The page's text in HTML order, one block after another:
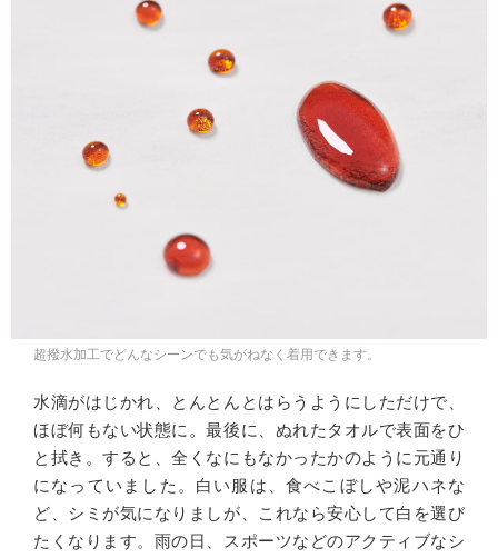
超撥水加工でどんなシーンでも気がねなく着用できます。
水滴がはじかれ、とんとんとはらうようにしただけで、
ほぼ何もない状態に。最後に、ぬれたタオルで表面をひ
と拭き。すると、全くなにもなかったかのように元通り
になっていました。白い服は、食べこぼしや泥ハネな
ど、シミが気になりましが、これなら安心して白を選び
たくなります。雨の日、スポーツなどのアクティブなシ